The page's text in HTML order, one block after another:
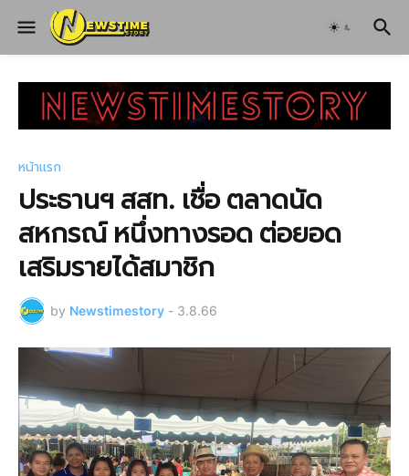
หน้าแรก
ประธานฯ สสท. เชื่อ ตลาดนัด
สหกรณ์ หนึ่งทางรอด ต่อยอด
เสริมรายได้สมาชิก
by Newstimestory - 3.8.66